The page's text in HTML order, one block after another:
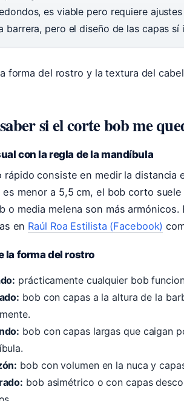
es viable pero requiere
barrera, pero el diseño de las capas sí
forma del rostro y la textura del
si el corte bob me
con la regla de la mandíbula
rápido consiste en medir la distancia
es menor a 5,5 cm, el bob corto
o media melena son más
en Raúl Roa Estilista (Facebook)
la forma del rostro
prácticamente cualquier bob
bob con capas a la altura de la
bob con capas largas que caigan
bob con volumen en la nuca y
bob asimétrico o con capas